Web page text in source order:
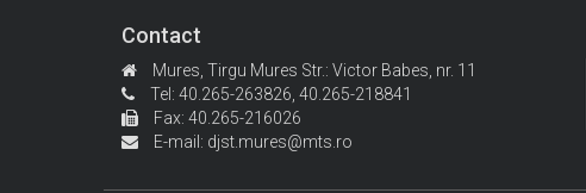
Contact
Mures, Tirgu Mures Str.: Victor Babes, nr. 11
Tel: 40.265-263826, 40.265-218841
Fax: 40.265-216026
E-mail: djst.mures@mts.ro